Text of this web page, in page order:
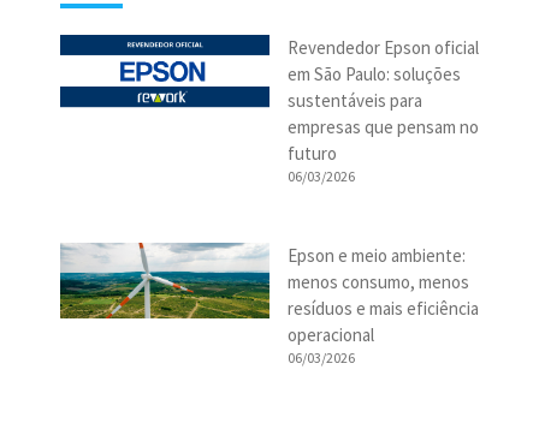
Revendedor Epson oficial
em São Paulo: soluções
sustentáveis para
empresas que pensam no
futuro
06/03/2026
Epson e meio ambiente:
menos consumo, menos
resíduos e mais eficiência
operacional
06/03/2026